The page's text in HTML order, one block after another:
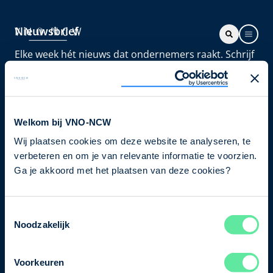
Welkom bij VNO-NCW
Wij plaatsen cookies om deze website te analyseren, te
verbeteren en om je van relevante informatie te voorzien.
Ga je akkoord met het plaatsen van deze cookies?
Noodzakelijk
Voorkeuren
Nieuwsbrief
Elke week hét nieuws dat ondernemers raakt. Schrijf
je nu in voor de VNO-NCW nieuwsbrief.
Schrijf je in
Direct naar
Ons verhaal
Bezuidenhoutseweg 12
T+31 70 349 03 49